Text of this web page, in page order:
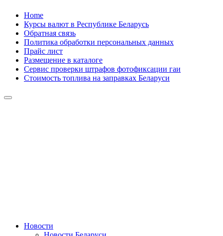
Skip
content
Home
Курсы валют в Республике Беларусь
Обратная связь
Политика обработки персональных данных
Прайс лист
Размещение в каталоге
Сервис проверки штрафов фотофиксации гаи
Стоимость топлива на заправках Беларуси
Сайт про автомобили
Новости